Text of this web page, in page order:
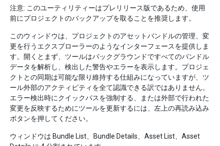
注意: このユーティリティーはプレリリース版であるため、使用
前にプロジェクトのバックアップを取ることを推奨します。
このウィンドウは、プロジェクトのアセットバンドルの管理、変
更を行うエクスプローラーのようなインターフェースを提供しま
す。開くとまず、ツールはバックグラウンドですべてのバンドル
データを解析し、検出した警告やエラーを表示します。プロジェ
クトとの同期は可能な限り維持する仕組みになっていますが、ツ
ール外部のアクティビティを全て認識できる訳ではありません。
エラー検出時にクイックパスを強制する、または外部で行われた
変更を反映するためにツールを更新するには、左上の再読み込み
ボタンを押してください。
ウィンドウは Bundle List、Bundle Details、Asset List、Asset